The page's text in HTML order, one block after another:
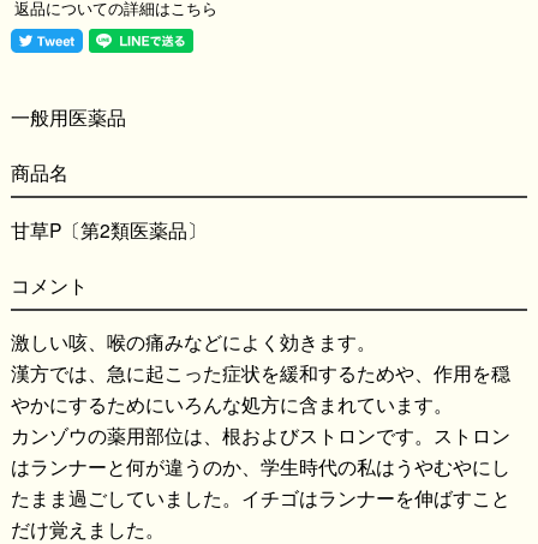
返品についての詳細はこちら
一般用医薬品
商品名
甘草P〔第2類医薬品〕
コメント
激しい咳、喉の痛みなどによく効きます。
漢方では、急に起こった症状を緩和するためや、作用を穏
やかにするためにいろんな処方に含まれています。
カンゾウの薬用部位は、根およびストロンです。ストロン
はランナーと何が違うのか、学生時代の私はうやむやにし
たまま過ごしていました。イチゴはランナーを伸ばすこと
だけ覚えました。